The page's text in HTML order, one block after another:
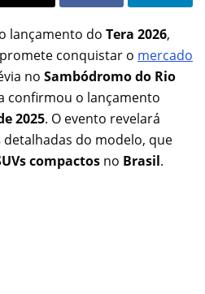
lançamento do Tera 2026,
conquistar o mercado
no Sambódromo do Rio
confirmou o lançamento
2025. O evento revelará
detalhadas do modelo, que
compactos no Brasil.